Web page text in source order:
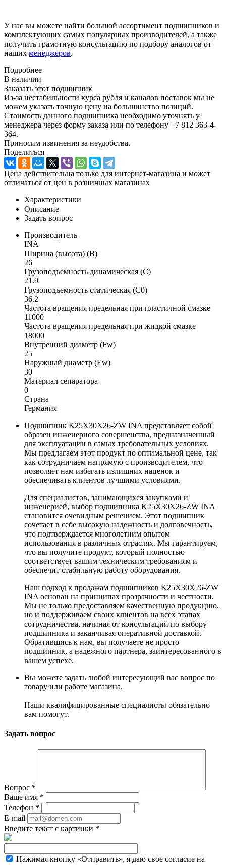
У нас вы можете найти большой ассортимент подшипников и
комплектующих самых популярных производителей, а также
получить грамотную консультацию по подбору аналогов от
наших менеджеров.
Подробнее
В наличии
Заказать этот подшипник
Из-за нестабильности курса рубля и каналов поставок мы не
можем указать точную цену на большинство позиций.
Стоимость данного подшипника необходимо уточнять у
менеджера через форму заказа или по телефону +7 812 363-4-
364.
Приносим извинения за неудобства.
Поделиться
Цена действительна только для интернет-магазина и может
отличаться от цен в розничных магазинах
Характеристики
Описание
Задать вопрос
Производитель
INA
Ширина (высота) (B)
26
Грузоподъемность динамическая (C)
21.9
Грузоподъемность статическая (C0)
36.2
Частота вращения предельная при пластичной смазке
11000
Частота вращения предельная при жидкой смазке
18000
Внутренний диаметр (Fw)
25
Наружный диаметр (Ew)
30
Материал сепаратора
0
Страна
Германия
Подшипник K25X30X26-ZW INA представляет собой
образец инженерного совершенства, предназначенный
для эксплуатации в самых требовательных условиях.
Мы предлагаем этот продукт по оптимальной цене, так
как сотрудничаем напрямую с производителем, что
позволяет нам избегать излишних наценок и
обеспечивать клиентов лучшими условиями.
Для специалистов, занимающихся закупками и
инженерией, выбор подшипника K25X30X26-ZW INA
становится очевидным решением. Этот подшипник
сочетает в себе высокую надежность и долговечность,
что подтверждается многолетним опытом
использования в различных отраслях. Мы гарантируем,
что вы получите продукт, который полностью
соответствует вашим техническим требованиям и
обеспечит стабильную работу оборудования.
Наш подход к продажам подшипников K25X30X26-ZW
INA основан на принципах прозрачности и честности.
Мы не только предоставляем качественную продукцию,
но и поддерживаем своих клиентов на всех этапах
сотрудничества, начиная от консультаций по выбору
подшипника и заканчивая оперативной доставкой.
Обратившись к нам, вы получаете не просто
подшипник, а надежного партнера, заинтересованного в
вашем успехе.
Вы можете задать любой интересующий вас вопрос по
товару или работе магазина.
Наши квалифицированные специалисты обязательно
вам помогут.
Задать вопрос
Вопрос *
Ваше имя *
Телефон *
E-mail
Введите текст с картинки *
Нажимая кнопку «Отправить», я даю свое согласие на